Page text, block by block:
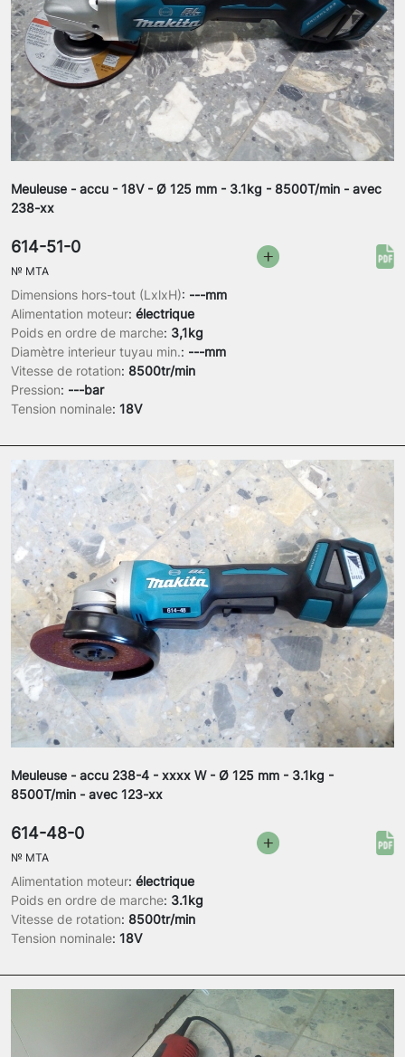
Meuleuse - accu - 18V - Ø 125 mm - 3.1kg - 8500T/min - avec
238-xx
Dimensions hors-tout (LxlxH): ---mm
Alimentation moteur: électrique
Poids en ordre de marche: 3,1kg
Diamètre interieur tuyau min.: ---mm
Vitesse de rotation: 8500tr/min
Pression: ---bar
Tension nominale: 18V
614-51-0
№ MTA
Meuleuse - accu 238-4 - xxxx W - Ø 125 mm - 3.1kg -
8500T/min - avec 123-xx
Alimentation moteur: électrique
Poids en ordre de marche: 3.1kg
Vitesse de rotation: 8500tr/min
Tension nominale: 18V
614-48-0
№ MTA